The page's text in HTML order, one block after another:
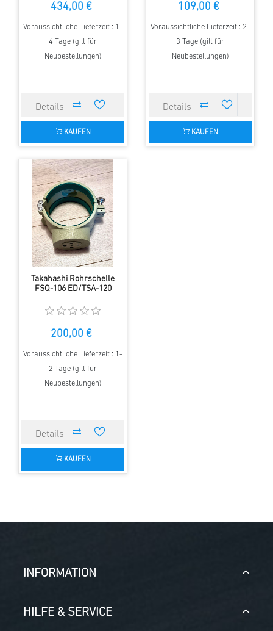
434,00 €
Voraussichtliche Lieferzeit : 1-
4 Tage (gilt für
Neubestellungen)
KAUFEN
109,00 €
Voraussichtliche Lieferzeit : 2-
3 Tage (gilt für
Neubestellungen)
KAUFEN
Takahashi Rohrschelle
FSQ-106 ED/TSA-120
200,00 €
Voraussichtliche Lieferzeit : 1-
2 Tage (gilt für
Neubestellungen)
KAUFEN
INFORMATION
HILFE & SERVICE